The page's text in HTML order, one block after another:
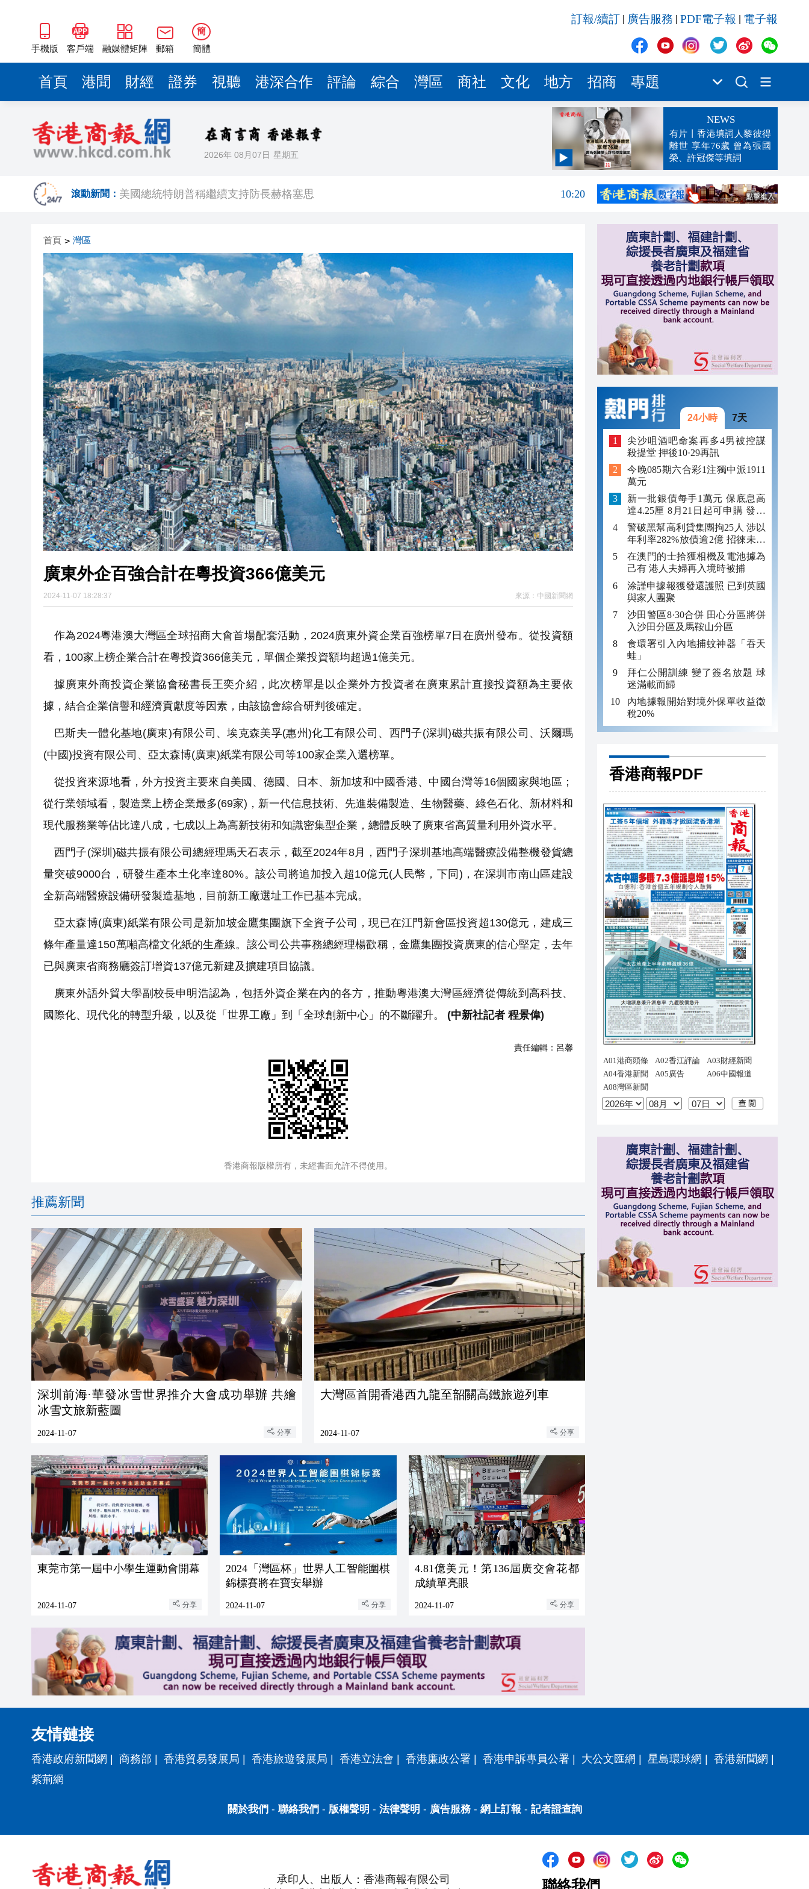
手機版 客戶端 融媒體矩陣 郵箱
簡
簡體
訂報/續訂 廣告服務 PDF電子報 電子報
首頁 港聞 財經 證券 視聽 港深合作 評論 綜合 灣區 商社 文化 地方 招商 專題
2026年 08月07日 星期五
NEWS
有片丨香港填詞人黎彼得
離世 享年76歲 曾為張國
榮、許冠傑等填詞
滾動新聞：
10:50
美國總統特朗普稱繼續支持防長赫格塞思
10:20
利雅得航空與中國航信簽署合作協議加強互聯互通
10:11
光伏硅料八巨頭簽署倡議：不得低於成本價銷售
10:10
紫金礦業：旗下相關銅礦不屬於剛果（金）禁止出口的產品 股價漲近2%
10:06
首頁 > 灣區
廣東外企百強合計在粵投資366億美元
2024-11-07 18:28:37 來源： 中國新聞網
作為2024粵港澳大灣區全球招商大會首場配套活動，2024廣東外資企業百強榜單7日在廣州發布。從投資額
看，100家上榜企業合計在粵投資366億美元，單個企業投資額均超過1億美元。
據廣東外商投資企業協會秘書長王奕介紹，此次榜單是以企業外方投資者在廣東累計直接投資額為主要依
據，結合企業信譽和經濟貢獻度等因素，由該協會綜合研判後確定。
巴斯夫一體化基地(廣東)有限公司、埃克森美孚(惠州)化工有限公司、西門子(深圳)磁共振有限公司、沃爾瑪
(中國)投資有限公司、亞太森博(廣東)紙業有限公司等100家企業入選榜單。
從投資來源地看，外方投資主要來自美國、德國、日本、新加坡和中國香港、中國台灣等16個國家與地區；
從行業領域看，製造業上榜企業最多(69家)，新一代信息技術、先進裝備製造、生物醫藥、綠色石化、新材料和
現代服務業等佔比達八成，七成以上為高新技術和知識密集型企業，總體反映了廣東省高質量利用外資水平。
西門子(深圳)磁共振有限公司總經理馬天石表示，截至2024年8月，西門子深圳基地高端醫療設備整機發貨總
量突破9000台，研發生產本土化率達80%。該公司將追加投入超10億元(人民幣，下同)，在深圳市南山區建設
全新高端醫療設備研發製造基地，目前新工廠選址工作已基本完成。
亞太森博(廣東)紙業有限公司是新加坡金鷹集團旗下全資子公司，現已在江門新會區投資超130億元，建成三
條年產量達150萬噸高檔文化紙的生產線。該公司公共事務總經理楊歡稱，金鷹集團投資廣東的信心堅定，去年
已與廣東省商務廳簽訂增資137億元新建及擴建項目協議。
廣東外語外貿大學副校長申明浩認為，包括外資企業在內的各方，推動粵港澳大灣區經濟從傳統到高科技、
國際化、現代化的轉型升級，以及從「世界工廠」到「全球創新中心」的不斷躍升。
(中新社記者 程景偉)
責任編輯： 呂馨
香港商報版權所有，未經書面允許不得使用。
推薦新聞
深圳前海·華發冰雪世界推介大會成功舉辦 共繪
冰雪文旅新藍圖
2024-11-07 分享
大灣區首開香港西九龍至韶關高鐵旅遊列車
2024-11-07 分享
東莞市第一屆中小學生運動會開幕
2024-11-07 分享
2024「灣區杯」世界人工智能圍棋
錦標賽將在寶安舉辦
2024-11-07 分享
4.81億美元！第136屆廣交會花都
成績單亮眼
2024-11-07 分享
24小時 7天
尖沙咀酒吧命案再多4男被控謀
殺提堂 押後10·29再訊
今晚085期六合彩1注獨中派1911
萬元
新一批銀債每手1萬元 保底息高
達4.25厘 8月21日起可申購 發行
金額最多550億
警破黑幫高利貸集團拘25人 涉以
年利率282%放債逾2億 招徠未成
年追數
在澳門的士拾獲相機及電池據為
己有 港人夫婦再入境時被捕
涂謹申據報獲發還護照 已到英國
與家人團聚
沙田警區8·30合併 田心分區將併
入沙田分區及馬鞍山分區
食環署引入內地捕蚊神器「吞天
蛙」
拜仁公開訓練 變了簽名放題 球
迷滿載而歸
內地據報開始對境外保單收益徵
稅20%
香港商報PDF
友情鏈接
香港政府新聞網 商務部 香港貿易發展局 香港旅遊發展局 香港立法會 香港廉政公署 香港申訴專員公署 大公文匯網 星島環球網 香港新聞網
紫荊網
關於我們 - 聯絡我們 - 版權聲明 - 法律聲明 - 廣告服務- 網上訂報 - 記者證查詢
承印人、出版人：香港商報有限公司
聯絡我們